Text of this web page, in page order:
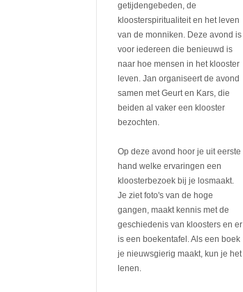
getijdengebeden, de
kloosterspiritualiteit en het leven
van de monniken. Deze avond is
voor iedereen die benieuwd is
naar hoe mensen in het klooster
leven. Jan organiseert de avond
samen met Geurt en Kars, die
beiden al vaker een klooster
bezochten.
Op deze avond hoor je uit eerste
hand welke ervaringen een
kloosterbezoek bij je losmaakt.
Je ziet foto's van de hoge
gangen, maakt kennis met de
geschiedenis van kloosters en er
is een boekentafel. Als een boek
je nieuwsgierig maakt, kun je het
lenen.